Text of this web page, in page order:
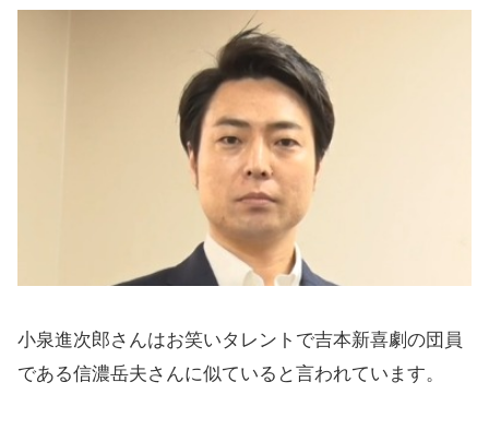
小泉進次郎さんはお笑いタレントで吉本新喜劇の団員
である信濃岳夫さんに似ていると言われています。